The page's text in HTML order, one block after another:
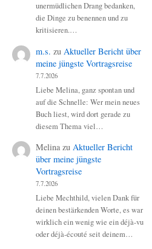
unermüdlichen Drang bedanken,
die Dinge zu benennen und zu
kritisieren.…
m.s. zu Aktueller Bericht über
meine jüngste Vortragsreise
7.7.2026
Liebe Melina, ganz spontan und
auf die Schnelle: Wer mein neues
Buch liest, wird dort gerade zu
diesem Thema viel…
Melina zu Aktueller Bericht
über meine jüngste
Vortragsreise
7.7.2026
Liebe Mechthild, vielen Dank für
deinen bestärkenden Worte, es war
wirklich ein wenig wie ein déjà-vu
oder déjà-écouté seit deinem…